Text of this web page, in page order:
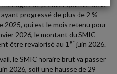
du premier quintile de la
progressé de plus de 2 %
2025, qui est le mois retenu pour
2026, le montant du SMIC
être revalorisé au 1 er juin 2026.
le SMIC horaire brut va passer
2026, soit une hausse de 29